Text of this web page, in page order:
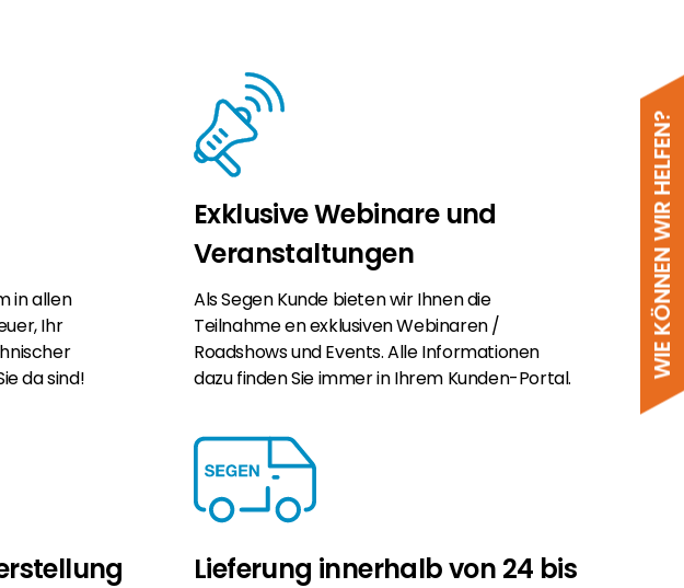
WIE KÖNNEN WIR HELFEN?
in allen
Ihr
da sind!
Exklusive Webinare und
Veranstaltungen
Als Segen Kunde bieten wir Ihnen die
Teilnahme en exklusiven Webinaren /
Roadshows und Events. Alle Informationen
dazu finden Sie immer in Ihrem Kunden-Portal.
Lieferung innerhalb von 24 bis